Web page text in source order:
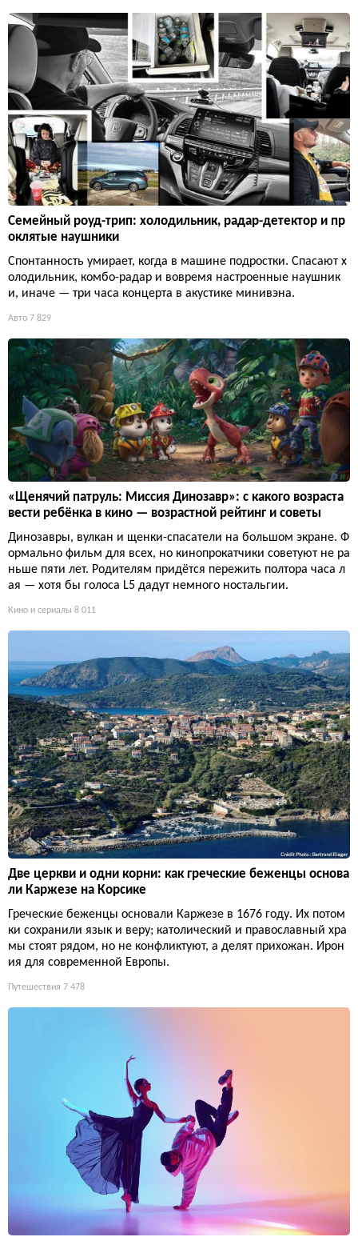
Семейный роуд-трип: холодильник, радар-детектор и пр
оклятые наушники
Спонтанность умирает, когда в машине подростки. Спасают х
олодильник, комбо-радар и вовремя настроенные наушник
и, иначе — три часа концерта в акустике минивэна.
Авто 7 829
«Щенячий патруль: Миссия Динозавр»: с какого возраста
вести ребёнка в кино — возрастной рейтинг и советы
Динозавры, вулкан и щенки-спасатели на большом экране. Ф
ормально фильм для всех, но кинопрокатчики советуют не ра
ньше пяти лет. Родителям придётся пережить полтора часа л
ая — хотя бы голоса L5 дадут немного ностальгии.
Кино и сериалы 8 011
Две церкви и одни корни: как греческие беженцы основа
ли Каржезе на Корсике
Греческие беженцы основали Каржезе в 1676 году. Их потом
ки сохранили язык и веру; католический и православный хра
мы стоят рядом, но не конфликтуют, а делят прихожан. Ирон
ия для современной Европы.
Путешествия 7 478